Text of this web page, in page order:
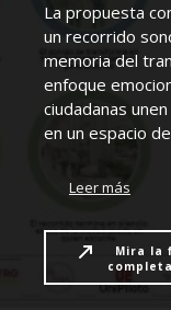
La propuesta
un recorrido
memoria del
enfoque
ciudadanas
en un espacio
Leer más
Mira la
completa